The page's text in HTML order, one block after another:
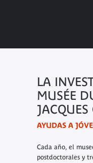
LA
MUSÉE
JACQUES
AYUDAS A
Cada año, el
postdoctorales y